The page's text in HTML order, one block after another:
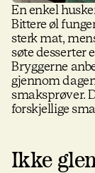
En enkel
Bittere øl
sterk mat,
søte desserter
Bryggerne
gjennom
smaksprøver.
forskjellige
Ikke